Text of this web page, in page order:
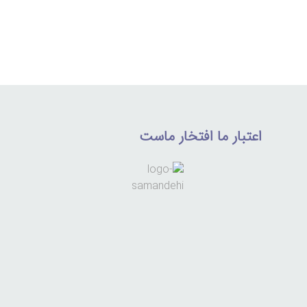
اعتبار ما افتخار ماست